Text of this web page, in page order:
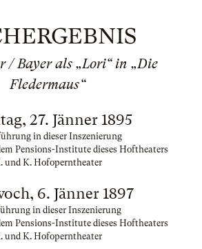
/ Bayer als „Lori“ in „Die
Fledermaus“
27. Jänner 1895
in dieser Inszenierung
Pensions-Institute dieses Hoftheaters
und K. Hofoperntheater
6. Jänner 1897
in dieser Inszenierung
Pensions-Institute dieses Hoftheaters
und K. Hofoperntheater